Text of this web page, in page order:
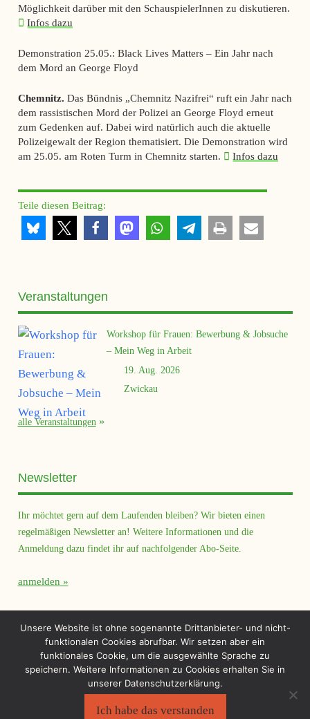
Möglichkeit darüber mit den SchauspielerInnen zu diskutieren.
Infos dazu
Demonstration 25.05.: Black Lives Matters – Ein Jahr nach
dem Mord an George Floyd
Chemnitz. Das Bündnis „Chemnitz Nazifrei“ ruft ein Jahr nach
dem rassistischen Mord der Polizei an George Floyd erneut
zum Gedenken auf. Dabei wird natürlich auch die aktuelle
Polizeigewalt der Region thematisiert. Die Demonstration wird
am 25.05. am Roten Turm in Chemnitz starten.
Infos dazu
Teile diesen Beitrag:
Veranstaltungen
Workshop für Frauen: Bewerbung & Jobsuche
– Mein Weg in Arbeit
19. Aug. 2026
Zwickau
alle Veranstaltungen
Newsletter
Ihr möchtet gern auf dem Laufenden bleiben? Wir bieten einen
regelmäßigen Newsletter an! Weitere Informationen und die
Anmeldung dazu findet ihr auf nachfolgender Abo-Seite.
anmelden
Unsere Website ist ohne sogenannte Drittanbieter- und nicht-
funktionalen Cookies abrufbar. Wir setzen aber ein
funktionales Cookie, um die ausgewählte Sprache zu
speichern. Weitere Informationen zu Cookies erhalten Sie in
unserer Datenschutzerklärung.
Ich habe das verstanden